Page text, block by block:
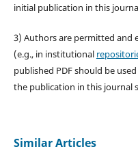
initial publication in this
3) Authors are permitted and
(e.g., in institutional
published PDF should be
the publication in this journal
Similar Articles